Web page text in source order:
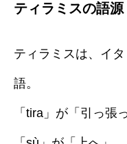
ティラミスの語
ティラミスは、イ
語。
「tira」が「引っ張